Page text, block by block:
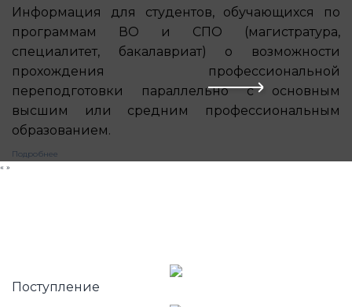
Информация для студентов, обучающихся по
программам ВО и СПО (магистратура,
специалитет, бакалавриат) о возможности
прохождения профессиональной
переподготовки параллельно с основным
высшим или средним профессиональным
образованием.
Подробнее
« »
Поступление